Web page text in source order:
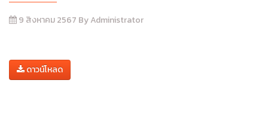
9 สิงหาคม 2567 By Administrator
ดาวน์โหลด